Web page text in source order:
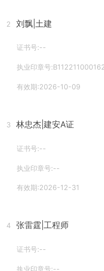
2 刘飘 |土建
证书号:--
执业印章号
有效期:2026-10-09
3 林忠杰 |建安A证
证书号:--
执业印章号:--
有效期:2026-12-31
4 张雷霆 |工程师
证书号:--
执业印章号:--